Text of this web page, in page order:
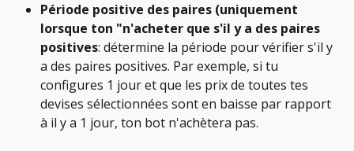
Période positive des paires (uniquement
lorsque ton "n'acheter que s'il y a des paires
positives: détermine la période pour vérifier s'il y
a des paires positives. Par exemple, si tu
configures 1 jour et que les prix de toutes tes
devises sélectionnées sont en baisse par rapport
à il y a 1 jour, ton bot n'achètera pas.